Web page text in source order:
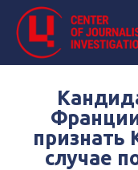
признать
случае